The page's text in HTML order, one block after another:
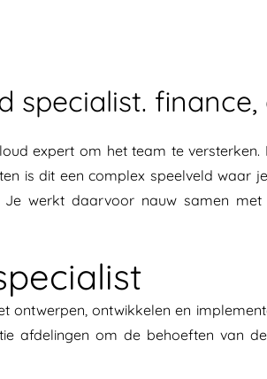
specialist.
expert om het team te
is dit een complex speelveld waar
werkt daarvoor nauw samen
ontwikkelen en
afdelingen om de behoeften van